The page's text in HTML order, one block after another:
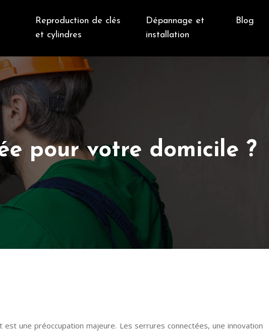
Reproduction de clés
et cylindres
Dépannage et
installation
Blog
pour votre domicile ?
une préoccupation majeure. Les serrures connectées, une innovation